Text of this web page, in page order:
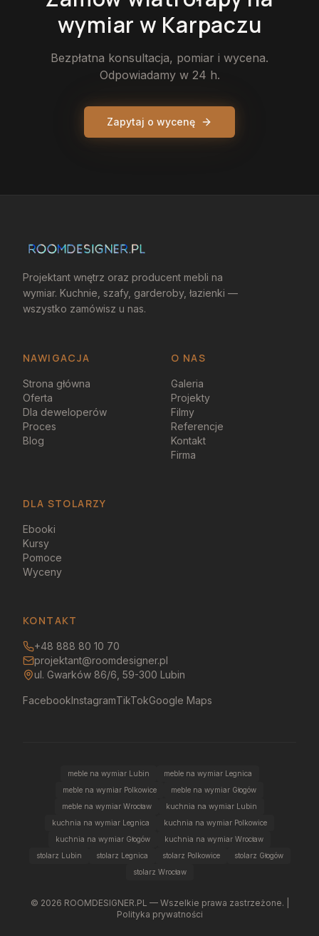
wymiar w Karpaczu
Bezpłatna konsultacja, pomiar i wycena.
Odpowiadamy w 24 h.
Zapytaj o wycenę
Projektant wnętrz oraz producent mebli na
wymiar. Kuchnie, szafy, garderoby, łazienki —
wszystko zamówisz u nas.
NAWIGACJA O NAS
Strona główna
Oferta
Dla deweloperów
Proces
Blog
Galeria
Projekty
Filmy
Referencje
Kontakt
Firma
DLA STOLARZY
Ebooki
Kursy
Pomoce
Wyceny
KONTAKT
+48 888 80 10 70
projektant@roomdesigner.pl
ul. Gwarków 86/6, 59-300 Lubin
FacebookInstagramTikTokGoogle Maps
meble na wymiar Lubin
meble na wymiar Legnica
meble na wymiar Polkowice
meble na wymiar Głogów
meble na wymiar Wrocław
kuchnia na wymiar Lubin
kuchnia na wymiar Legnica
kuchnia na wymiar Polkowice
kuchnia na wymiar Głogów
kuchnia na wymiar Wrocław
stolarz Lubin
stolarz Legnica stolarz Polkowice
stolarz Głogów
stolarz Wrocław
© 2026 ROOMDESIGNER.PL — Wszelkie prawa zastrzeżone. |
Polityka prywatności